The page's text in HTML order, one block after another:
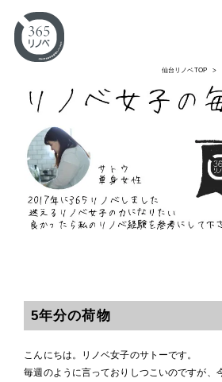
仙台リノベTOP
5年分の荷物
こんにちは。リノベ女子のサトーです。
毎週のように言っておりしつこいのですが、